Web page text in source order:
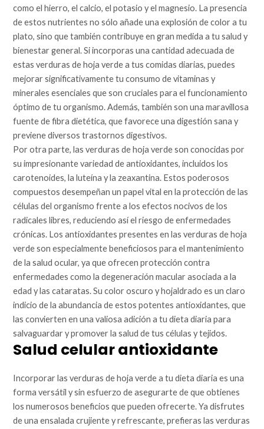
como el hierro, el calcio, el potasio y el magnesio. La presencia
de estos nutrientes no sólo añade una explosión de color a tu
plato, sino que también contribuye en gran medida a tu salud y
bienestar general. Si incorporas una cantidad adecuada de
estas verduras de hoja verde a tus comidas diarias, puedes
mejorar significativamente tu consumo de vitaminas y
minerales esenciales que son cruciales para el funcionamiento
óptimo de tu organismo. Además, también son una maravillosa
fuente de fibra dietética, que favorece una digestión sana y
previene diversos trastornos digestivos.
Por otra parte, las verduras de hoja verde son conocidas por
su impresionante variedad de antioxidantes, incluidos los
carotenoides, la luteína y la zeaxantina. Estos poderosos
compuestos desempeñan un papel vital en la protección de las
células del organismo frente a los efectos nocivos de los
radicales libres, reduciendo así el riesgo de enfermedades
crónicas. Los antioxidantes presentes en las verduras de hoja
verde son especialmente beneficiosos para el mantenimiento
de la salud ocular, ya que ofrecen protección contra
enfermedades como la degeneración macular asociada a la
edad y las cataratas. Su color oscuro y hojaldrado es un claro
indicio de la abundancia de estos potentes antioxidantes, que
las convierten en una valiosa adición a tu dieta diaria para
salvaguardar y promover la salud de tus células y tejidos.
Salud celular antioxidante
Incorporar las verduras de hoja verde a tu dieta diaria es una
forma versátil y sin esfuerzo de asegurarte de que obtienes
los numerosos beneficios que pueden ofrecerte. Ya disfrutes
de una ensalada crujiente y refrescante, prefieras las verduras